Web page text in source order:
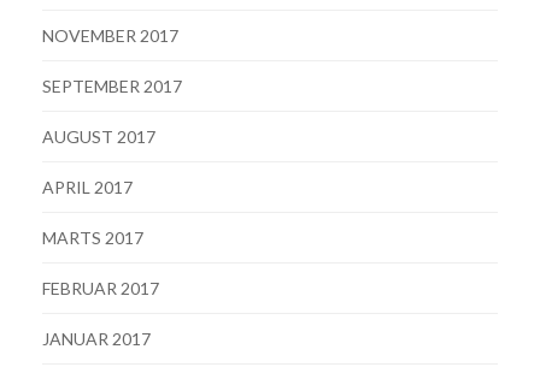
NOVEMBER 2017
SEPTEMBER 2017
AUGUST 2017
APRIL 2017
MARTS 2017
FEBRUAR 2017
JANUAR 2017